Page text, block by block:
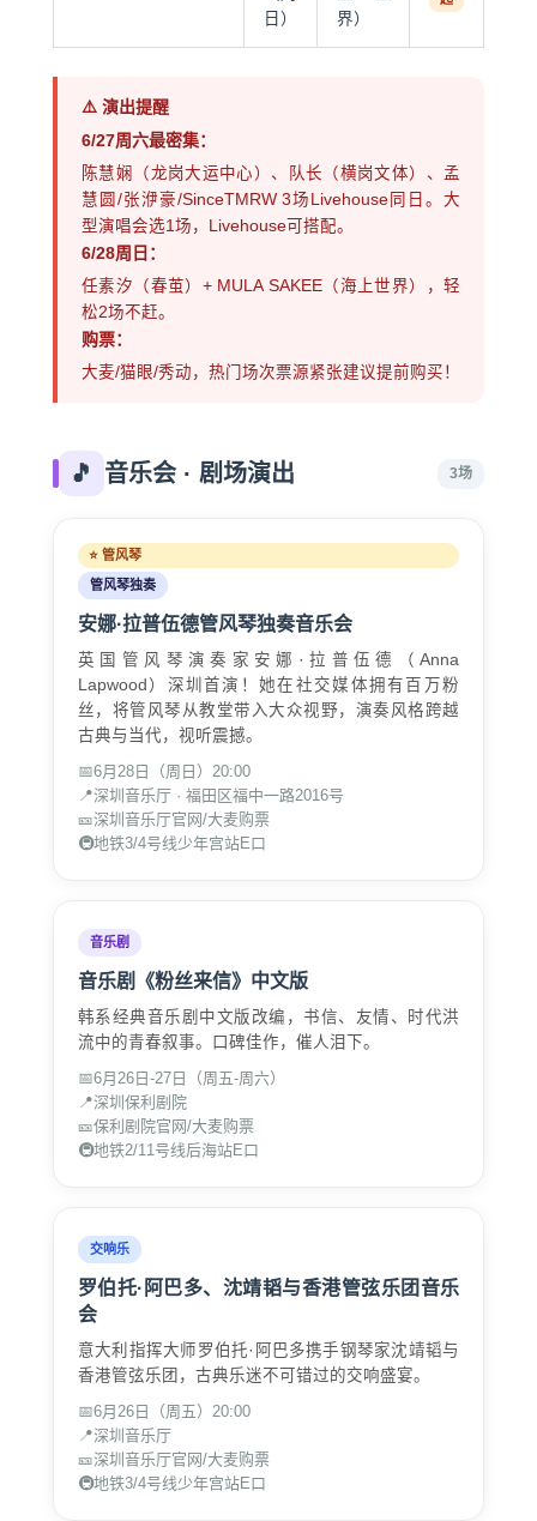
日）
界）
⚠️ 演出提醒
6/27周六最密集：
陈慧娴（龙岗大运中心）、队长（横岗文体）、孟
慧圆/张洢豪/SinceTMRW 3场Livehouse同日。大
型演唱会选1场，Livehouse可搭配。
6/28周日：
任素汐（春茧）+ MULA SAKEE（海上世界），轻
松2场不赶。
购票：
大麦/猫眼/秀动，热门场次票源紧张建议提前购买！
🎵 音乐会 · 剧场演出 3场
⭐ 管风琴
管风琴独奏
安娜·拉普伍德管风琴独奏音乐会
英国管风琴演奏家安娜·拉普伍德（Anna
Lapwood）深圳首演！她在社交媒体拥有百万粉
丝，将管风琴从教堂带入大众视野，演奏风格跨越
古典与当代，视听震撼。
📅6月28日（周日）20:00
📍深圳音乐厅 · 福田区福中一路2016号
🎫深圳音乐厅官网/大麦购票
🚇地铁3/4号线少年宫站E口
音乐剧
音乐剧《粉丝来信》中文版
韩系经典音乐剧中文版改编，书信、友情、时代洪
流中的青春叙事。口碑佳作，催人泪下。
📅6月26日-27日（周五-周六）
📍深圳保利剧院
🎫保利剧院官网/大麦购票
🚇地铁2/11号线后海站E口
交响乐
罗伯托·阿巴多、沈靖韬与香港管弦乐团音乐
会
意大利指挥大师罗伯托·阿巴多携手钢琴家沈靖韬与
香港管弦乐团，古典乐迷不可错过的交响盛宴。
📅6月26日（周五）20:00
📍深圳音乐厅
🎫深圳音乐厅官网/大麦购票
🚇地铁3/4号线少年宫站E口